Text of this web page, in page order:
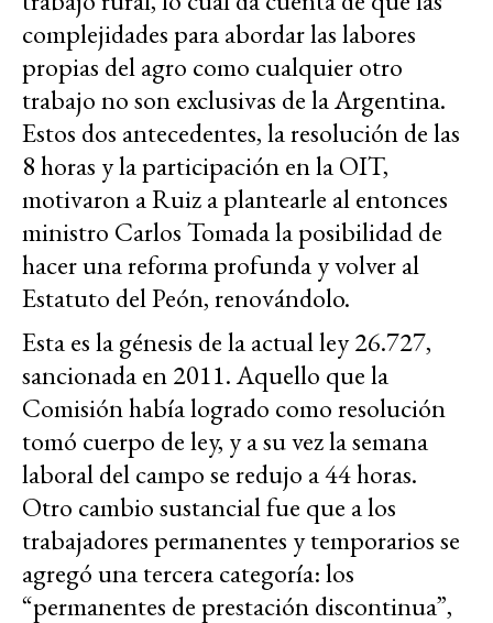
complejidades para abordar las labores
propias del agro como cualquier otro
trabajo no son exclusivas de la Argentina.
Estos dos antecedentes, la resolución de las
8 horas y la participación en la OIT,
motivaron a Ruiz a plantearle al entonces
ministro Carlos Tomada la posibilidad de
hacer una reforma profunda y volver al
Estatuto del Peón, renovándolo.
Esta es la génesis de la actual ley 26.727,
sancionada en 2011. Aquello que la
Comisión había logrado como resolución
tomó cuerpo de ley, y a su vez la semana
laboral del campo se redujo a 44 horas.
Otro cambio sustancial fue que a los
trabajadores permanentes y temporarios se
agregó una tercera categoría: los
“permanentes de prestación discontinua”,